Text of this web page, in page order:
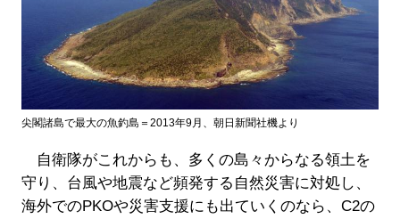
尖閣諸島で最大の魚釣島＝2013年9月、朝日新聞社機より
自衛隊がこれからも、多くの島々からなる領土を
守り、台風や地震など頻発する自然災害に対処し、
海外でのPKOや災害支援にも出ていくのなら、C2の